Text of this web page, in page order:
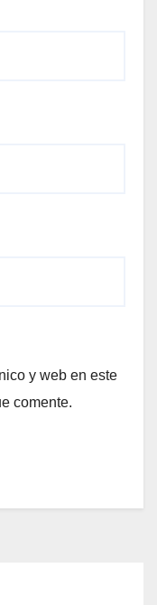
y web en este
comente.